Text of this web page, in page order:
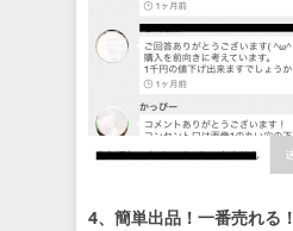
4、簡単出品！一番売れる！